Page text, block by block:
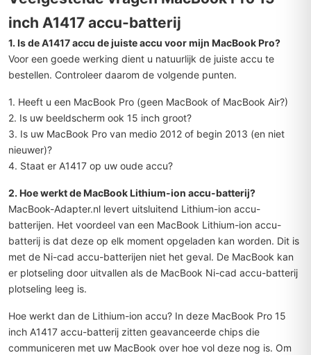
inch A1417 accu-batterij
1. Is de A1417 accu de juiste accu voor mijn MacBook Pro?
Voor een goede werking dient u natuurlijk de juiste accu te
bestellen. Controleer daarom de volgende punten.
1. Heeft u een MacBook Pro (geen MacBook of MacBook Air?)
2. Is uw beeldscherm ook 15 inch groot?
3. Is uw MacBook Pro van medio 2012 of begin 2013 (en niet
nieuwer)?
4. Staat er A1417 op uw oude accu?
2. Hoe werkt de MacBook Lithium-ion accu-batterij?
MacBook-Adapter.nl levert uitsluitend Lithium-ion accu-
batterijen. Het voordeel van een MacBook Lithium-ion accu-
batterij is dat deze op elk moment opgeladen kan worden. Dit is
met de Ni-cad accu-batterijen niet het geval. De MacBook kan
er plotseling door uitvallen als de MacBook Ni-cad accu-batterij
plotseling leeg is.
Hoe werkt dan de Lithium-ion accu? In deze MacBook Pro 15
inch A1417 accu-batterij zitten geavanceerde chips die
communiceren met uw MacBook over hoe vol deze nog is. Om